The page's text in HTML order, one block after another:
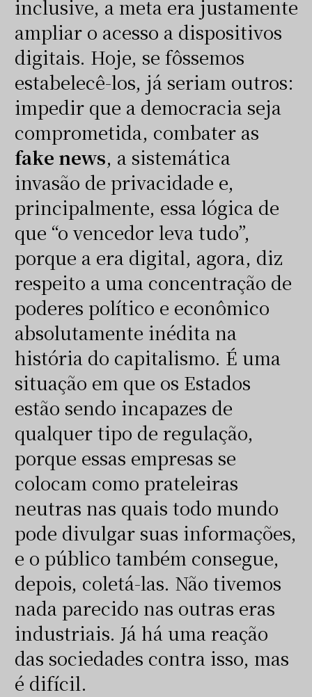
inclusive, a meta era justamente
ampliar o acesso a dispositivos
digitais. Hoje, se fôssemos
estabelecê-los, já seriam outros:
impedir que a democracia seja
comprometida, combater as
fake news, a sistemática
invasão de privacidade e,
principalmente, essa lógica de
que “o vencedor leva tudo”,
porque a era digital, agora, diz
respeito a uma concentração de
poderes político e econômico
absolutamente inédita na
história do capitalismo. É uma
situação em que os Estados
estão sendo incapazes de
qualquer tipo de regulação,
porque essas empresas se
colocam como prateleiras
neutras nas quais todo mundo
pode divulgar suas informações,
e o público também consegue,
depois, coletá-las. Não tivemos
nada parecido nas outras eras
industriais. Já há uma reação
das sociedades contra isso, mas
é difícil.